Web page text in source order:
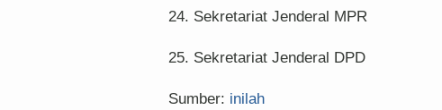
24. Sekretariat Jenderal MPR
25. Sekretariat Jenderal DPD
Sumber: inilah